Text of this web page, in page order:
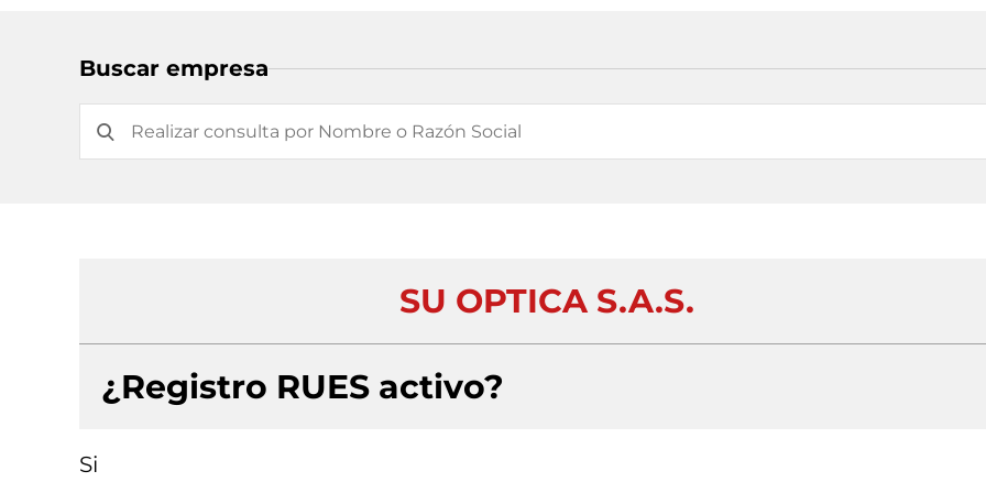
Buscar empresa
SU OPTICA S.A.S.
¿Registro RUES activo?
Si